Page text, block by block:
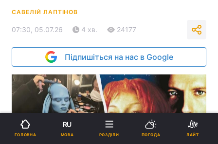
САВЕЛІЙ ЛАПТІНОВ
07:30, 05.07.26 4 хв. 24177
Підпишіться на нас в Google
ГОЛОВНА
RU
МОВА РОЗДІЛИ ПОГОДА ЛАЙТ